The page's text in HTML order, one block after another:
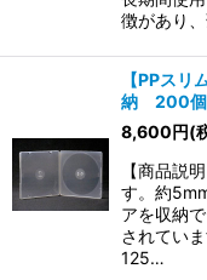
徴があり
【PPス
納 200個
8,600円(
【商品説
す。約
アを収納
されてい
125…